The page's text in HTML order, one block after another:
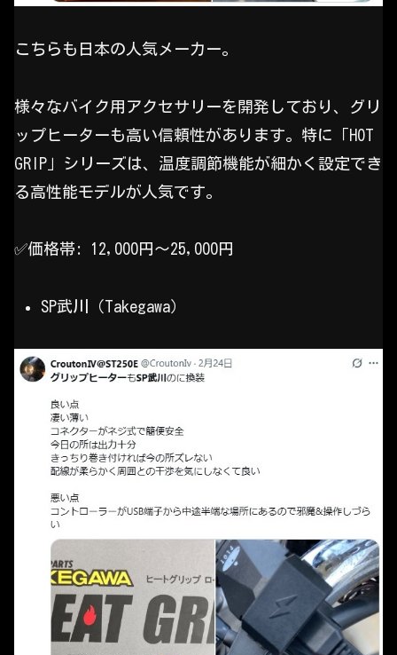
こちらも日本の人気メーカー。
様々なバイク用アクセサリーを開発しており、グリ
ップヒーターも高い信頼性があります。特に「HOT
GRIP」シリーズは、温度調節機能が細かく設定でき
る高性能モデルが人気です。
✅️価格帯: 12,000円〜25,000円
SP武川（Takegawa）